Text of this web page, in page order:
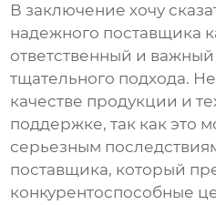
В заключение хочу
надежного поставщика
ответственный и
тщательного подхода.
качестве продукции и
поддержке, так как это
серьезным
поставщика, который
конкурентоспособные